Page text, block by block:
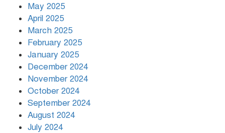
May 2025
April 2025
March 2025
February 2025
January 2025
December 2024
November 2024
October 2024
September 2024
August 2024
July 2024